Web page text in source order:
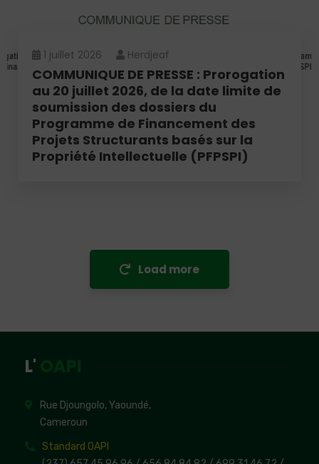
1 juillet 2026 Herdjeaf
COMMUNIQUE DE PRESSE : Prorogation
au 20 juillet 2026, de la date limite de
soumission des dossiers du
Programme de Financement des
Projets Structurants basés sur la
Propriété Intellectuelle (PFPSPI)
Load more
L'
Rue Djoungolo, Yaoundé,
Cameroun
Standard OAPI